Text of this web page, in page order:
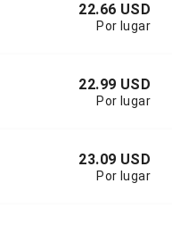
22.66 USD
Por lugar
22.99 USD
Por lugar
23.09 USD
Por lugar